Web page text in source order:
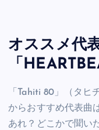
オススメ代
「
「Tahiti 80」（タヒ
からおすすめ代表曲
あれ？どこかで聞い